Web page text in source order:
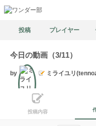
投稿 プレイヤー
今日の動画（3/11）
by ミライユリ
投稿内容